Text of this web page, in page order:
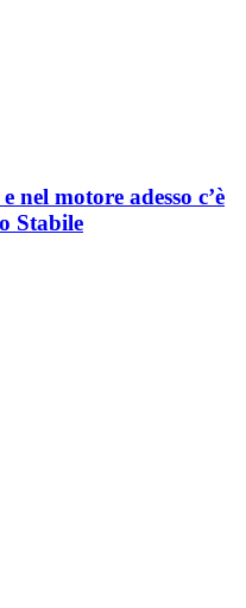
motore adesso c’è
Stabile